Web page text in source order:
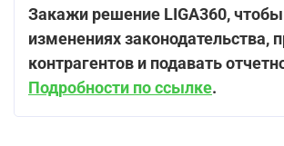
Закажи решение LIGA360, чтобы
изменениях законодательства,
контрагентов и подавать
Подробности по ссылке.